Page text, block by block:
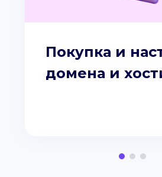
Покупка и
домена и